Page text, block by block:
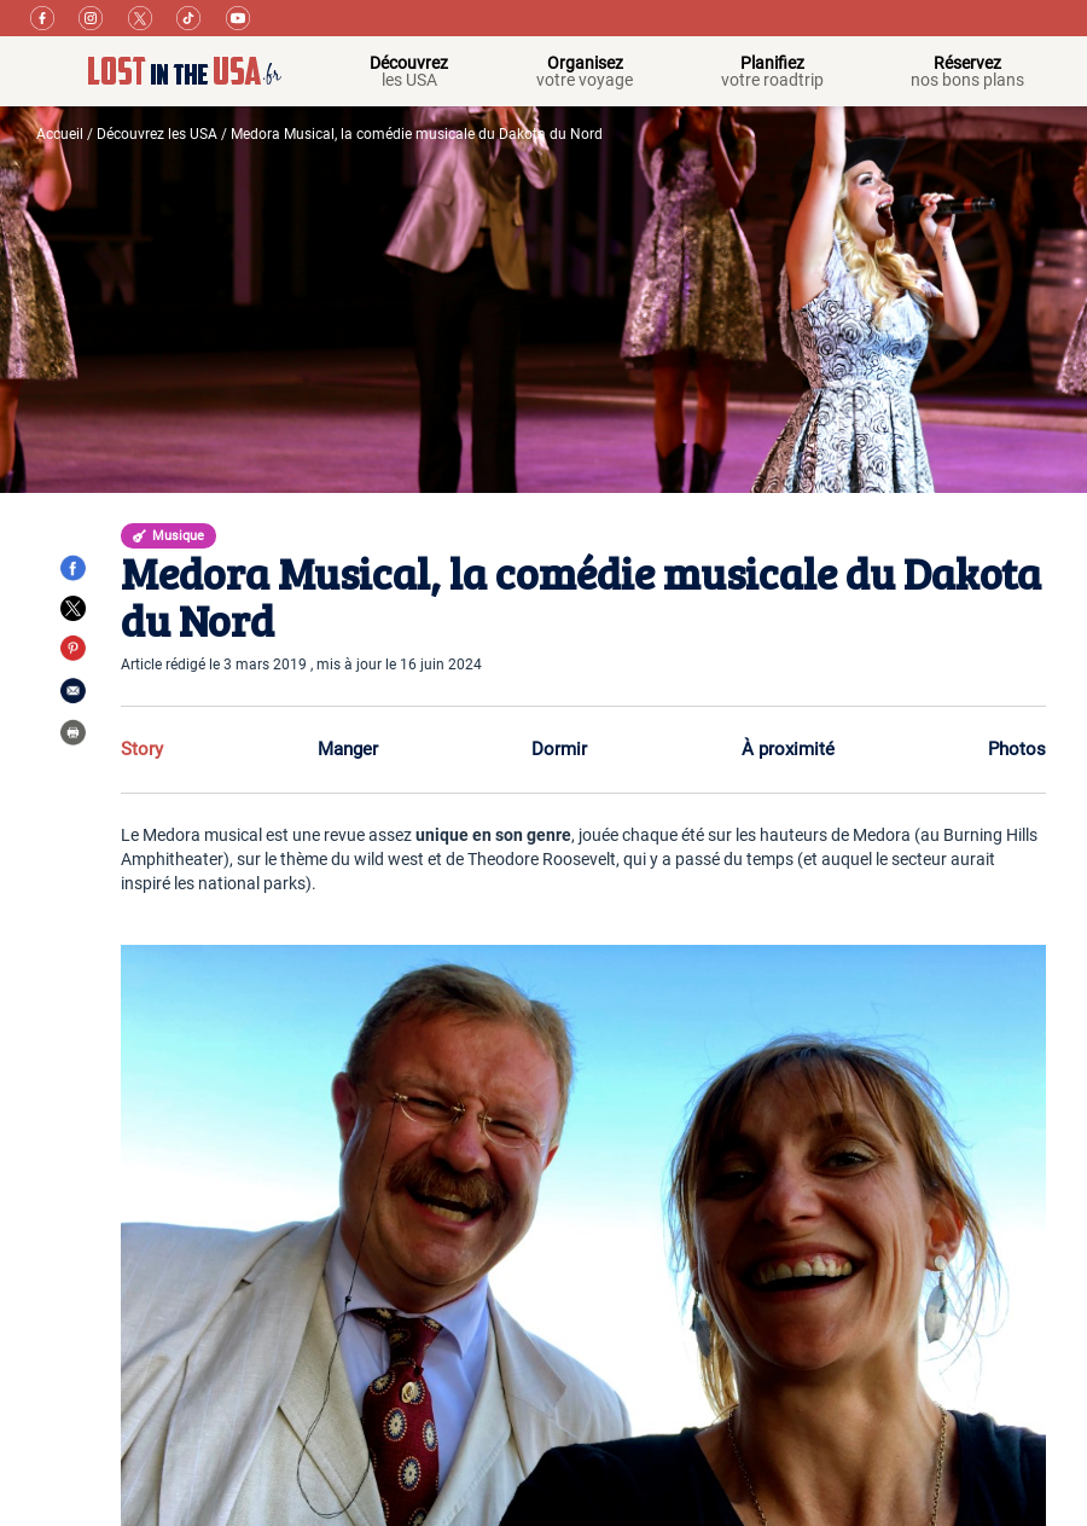
Découvrez
les USA
Organisez
votre voyage
Planifiez
votre roadtrip
Réservez
nos bons plans
Accueil / Découvrez les USA / Medora Musical, la comédie musicale du Dakota du Nord
Musique
Medora Musical, la comédie musicale du Dakota
du Nord
Article rédigé le 3 mars 2019 , mis à jour le 16 juin 2024
Story Manger Dormir À proximité Photos
Le Medora musical est une revue assezunique en son genre, jouée chaque été sur les hauteurs de Medora (au Burning Hills
Amphitheater), sur le thème du wild west et de Theodore Roosevelt, qui y a passé du temps (et auquel le secteur aurait
inspiré les national parks).